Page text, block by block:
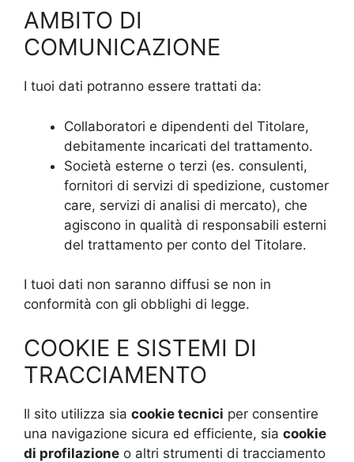
AMBITO DI
COMUNICAZIONE
I tuoi dati potranno essere trattati da:
Collaboratori e dipendenti del Titolare,
debitamente incaricati del trattamento.
Società esterne o terzi (es. consulenti,
fornitori di servizi di spedizione, customer
care, servizi di analisi di mercato), che
agiscono in qualità di responsabili esterni
del trattamento per conto del Titolare.
I tuoi dati non saranno diffusi se non in
conformità con gli obblighi di legge.
COOKIE E SISTEMI DI
TRACCIAMENTO
Il sito utilizza sia cookie tecnici per consentire
una navigazione sicura ed efficiente, sia cookie
di profilazione o altri strumenti di tracciamento